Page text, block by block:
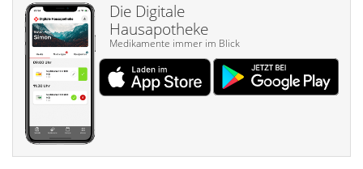
Die Digitale
Hausapotheke
Medikamente immer im Blick